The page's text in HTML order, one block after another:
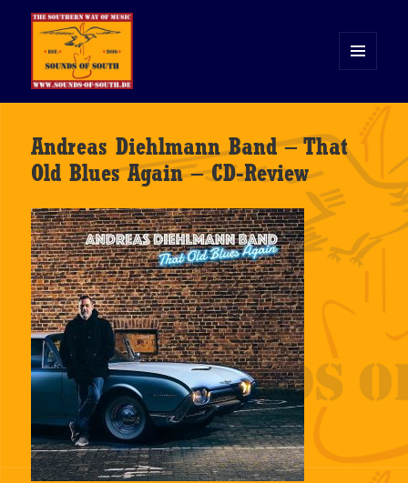
WIDGETS
Andreas Diehlmann Band – That
Old Blues Again – CD-Review